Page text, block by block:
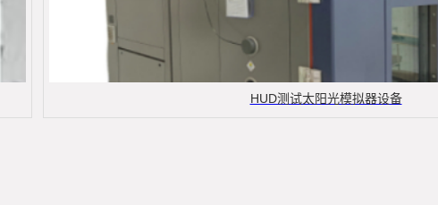
HUD测试太阳光模拟器设备